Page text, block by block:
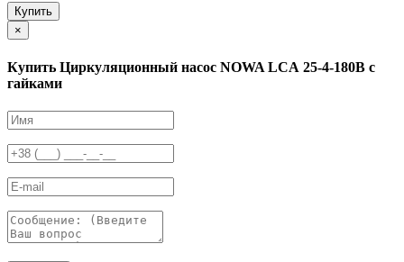
Купить
×
Купить Циркуляционный насос NOWA LCА 25-4-180B с
гайками